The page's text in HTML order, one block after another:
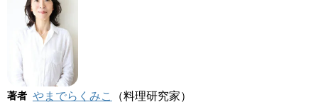
著者 やまでらくみこ （料理研究家）